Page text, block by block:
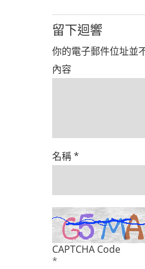
留下迴響
你的電子郵件位址並
內容
名稱*
CAPTCHA Code
*